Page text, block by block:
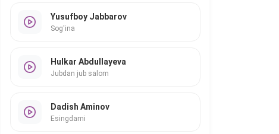
Yusufboy Jabbarov
Sog'ina
Hulkar Abdullayeva
Jubdan jub salom
Dadish Aminov
Esingdami